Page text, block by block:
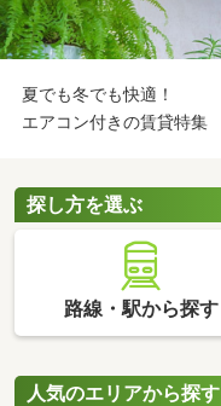
夏でも冬でも快適！
エアコン付きの賃貸特集
探し方を選ぶ
路線・駅から探す
人気のエリアから探す